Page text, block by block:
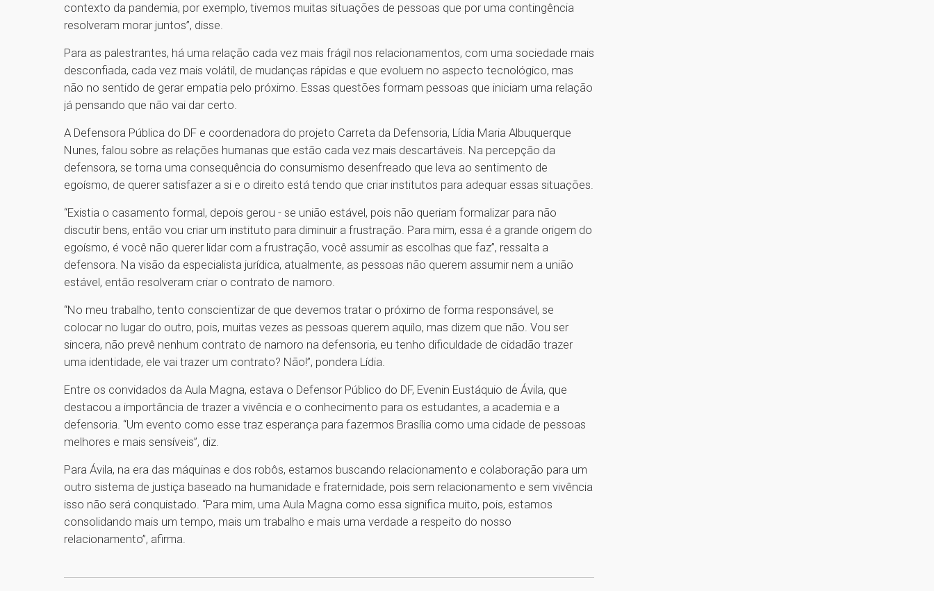
contexto da pandemia, por exemplo, tivemos muitas situações de pessoas que por uma contingência
resolveram morar juntos”, disse.
Para as palestrantes, há uma relação cada vez mais frágil nos relacionamentos, com uma sociedade mais
desconfiada, cada vez mais volátil, de mudanças rápidas e que evoluem no aspecto tecnológico, mas
não no sentido de gerar empatia pelo próximo. Essas questões formam pessoas que iniciam uma relação
já pensando que não vai dar certo.
A Defensora Pública do DF e coordenadora do projeto Carreta da Defensoria, Lídia Maria Albuquerque
Nunes, falou sobre as relações humanas que estão cada vez mais descartáveis. Na percepção da
defensora, se torna uma consequência do consumismo desenfreado que leva ao sentimento de
egoísmo, de querer satisfazer a si e o direito está tendo que criar institutos para adequar essas situações.
“Existia o casamento formal, depois gerou - se união estável, pois não queriam formalizar para não
discutir bens, então vou criar um instituto para diminuir a frustração. Para mim, essa é a grande origem do
egoísmo, é você não querer lidar com a frustração, você assumir as escolhas que faz”, ressalta a
defensora. Na visão da especialista jurídica, atualmente, as pessoas não querem assumir nem a união
estável, então resolveram criar o contrato de namoro.
“No meu trabalho, tento conscientizar de que devemos tratar o próximo de forma responsável, se
colocar no lugar do outro, pois, muitas vezes as pessoas querem aquilo, mas dizem que não. Vou ser
sincera, não prevê nenhum contrato de namoro na defensoria, eu tenho dificuldade de cidadão trazer
uma identidade, ele vai trazer um contrato? Não!”, pondera Lídia.
Entre os convidados da Aula Magna, estava o Defensor Público do DF, Evenin Eustáquio de Ávila, que
destacou a importância de trazer a vivência e o conhecimento para os estudantes, a academia e a
defensoria. “Um evento como esse traz esperança para fazermos Brasília como uma cidade de pessoas
melhores e mais sensíveis”, diz.
Para Ávila, na era das máquinas e dos robôs, estamos buscando relacionamento e colaboração para um
outro sistema de justiça baseado na humanidade e fraternidade, pois sem relacionamento e sem vivência
isso não será conquistado. “Para mim, uma Aula Magna como essa significa muito, pois, estamos
consolidando mais um tempo, mais um trabalho e mais uma verdade a respeito do nosso
relacionamento”, afirma.